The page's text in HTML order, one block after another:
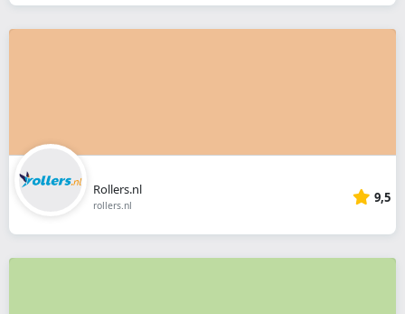
Rollers.nl
rollers.nl 9,5